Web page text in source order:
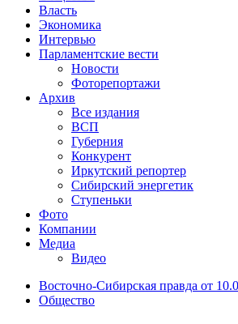
Власть
Экономика
Интервью
Парламентские вести
Новости
Фоторепортажи
Архив
Все издания
ВСП
Губерния
Конкурент
Иркутский репортер
Сибирский энергетик
Ступеньки
Фото
Компании
Медиа
Видео
Восточно-Сибирская правда от
Общество